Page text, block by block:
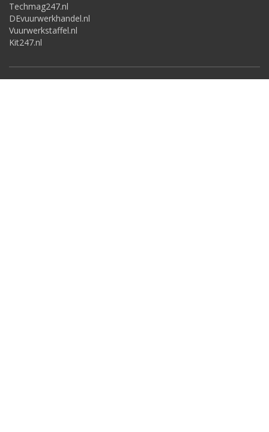
Techmag247.nl
DEvuurwerkhandel.nl
Vuurwerkstaffel.nl
Kit247.nl